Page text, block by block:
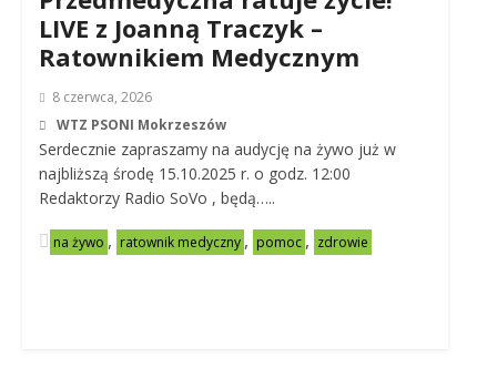
LIVE z Joanną Traczyk –
Ratownikiem Medycznym
8 czerwca, 2026
WTZ PSONI Mokrzeszów
Serdecznie zapraszamy na audycję na żywo już w
najbliższą środę 15.10.2025 r. o godz. 12:00
Redaktorzy Radio SoVo , będą…..
na żywo , ratownik medyczny , pomoc , zdrowie